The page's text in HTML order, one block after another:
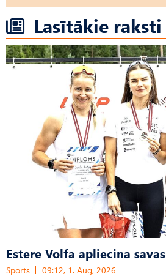
Lasītākie raksti
Estere Volfa apliecina
Sports 09:12, 1. Aug, 2026